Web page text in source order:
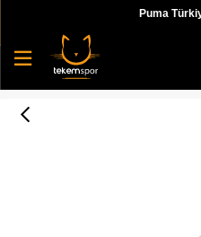
Puma